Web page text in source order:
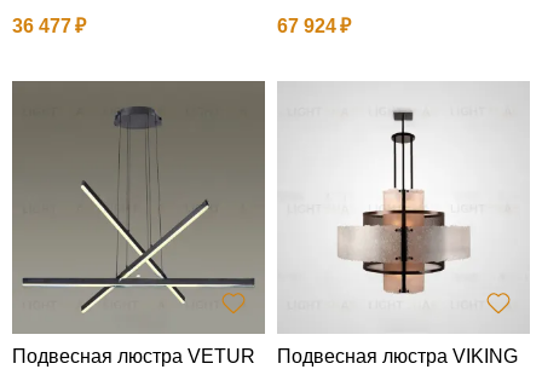
36 477
67 924
Подвесная люстра VETUR Подвесная люстра VIKING